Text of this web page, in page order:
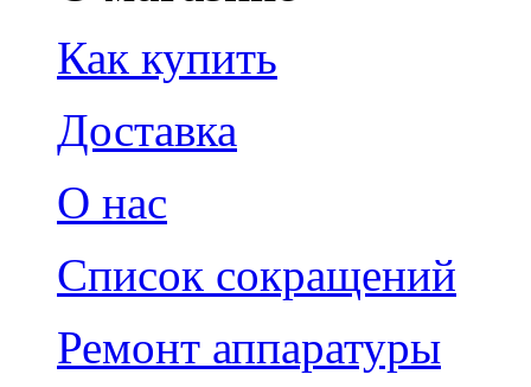
Как купить
Доставка
О нас
Список сокращений
Ремонт аппаратуры